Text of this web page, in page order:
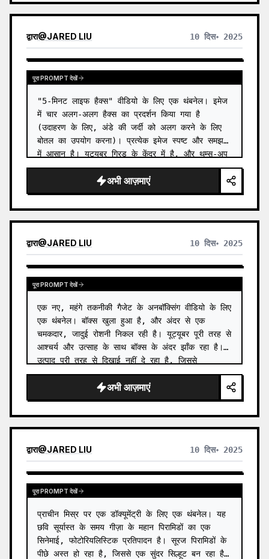
द्वारा@JARED LIU 10 दिस॰ 2025
पूरा PROMPT देखें
"5-मिनट लाइफ हैक्स" वीडियो के लिए एक थंबनेल। इमेज
में चार अलग-अलग हैक्स का प्रदर्शन किया गया है
(उदाहरण के लिए, अंडे की जर्दी को अलग करने के लिए
बोतल का उपयोग करना)। प्रत्येक इमेज स्पष्ट और समझने
में आसान है। यूट्यूबर ग्रिड के केंद्र में है, और थम्स-अप
दे रहा…
अभी आज़माएं
द्वारा@JARED LIU 10 दिस॰ 2025
पूरा PROMPT देखें
एक नए, महंगे तकनीकी गैजेट के अनबॉक्सिंग वीडियो के लिए
एक थंबनेल। बॉक्स खुला हुआ है, और अंदर से एक
चमकदार, जादुई रोशनी निकल रही है। यूट्यूबर पूरी तरह से
आश्चर्य और उत्साह के साथ बॉक्स के अंदर झाँक रहा है।
उत्पाद पूरी तरह से दिखाई नहीं दे रहा है, जिससे
उत्सुकता…
अभी आज़माएं
द्वारा@JARED LIU 10 दिस॰ 2025
पूरा PROMPT देखें
प्राचीन मिस्र पर एक डॉक्यूमेंट्री के लिए एक थंबनेल। यह
छवि सूर्यास्त के समय गीज़ा के महान पिरामिडों का एक
सिनेमाई, फोटोरियलिस्टिक प्रतिपादन है। सूरज पिरामिडों के
पीछे अस्त हो रहा है, जिससे एक सुंदर सिल्हूट बन रहा है।